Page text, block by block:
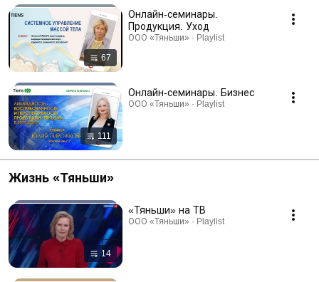
67
Онлайн-семинары.
Продукция. Уход
ООО «Тяньши» · Playlist
111
Онлайн-семинары. Бизнес
ООО «Тяньши» · Playlist
Жизнь «Тяньши»
14
«Тяньши» на ТВ
ООО «Тяньши» · Playlist